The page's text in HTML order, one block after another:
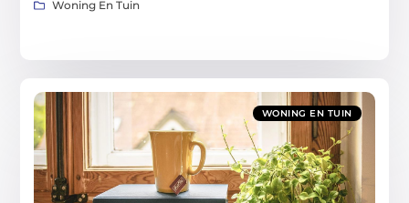
Woning En Tuin
WONING EN TUIN